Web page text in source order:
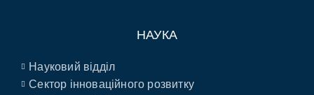
НАУКА
Науковий відділ
Сектор інноваційного розвитку